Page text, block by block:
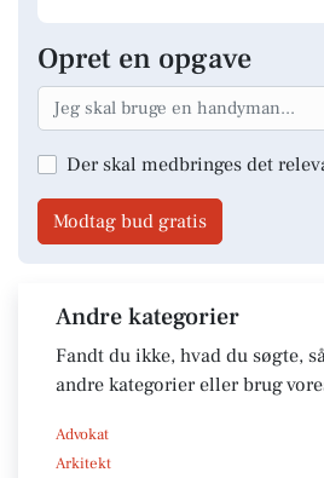
Opret en opgave
Der skal medbringes det
Modtag bud gratis
Andre kategorier
Fandt du ikke, hvad du søgte,
andre kategorier eller brug
Advokat
Arkitekt